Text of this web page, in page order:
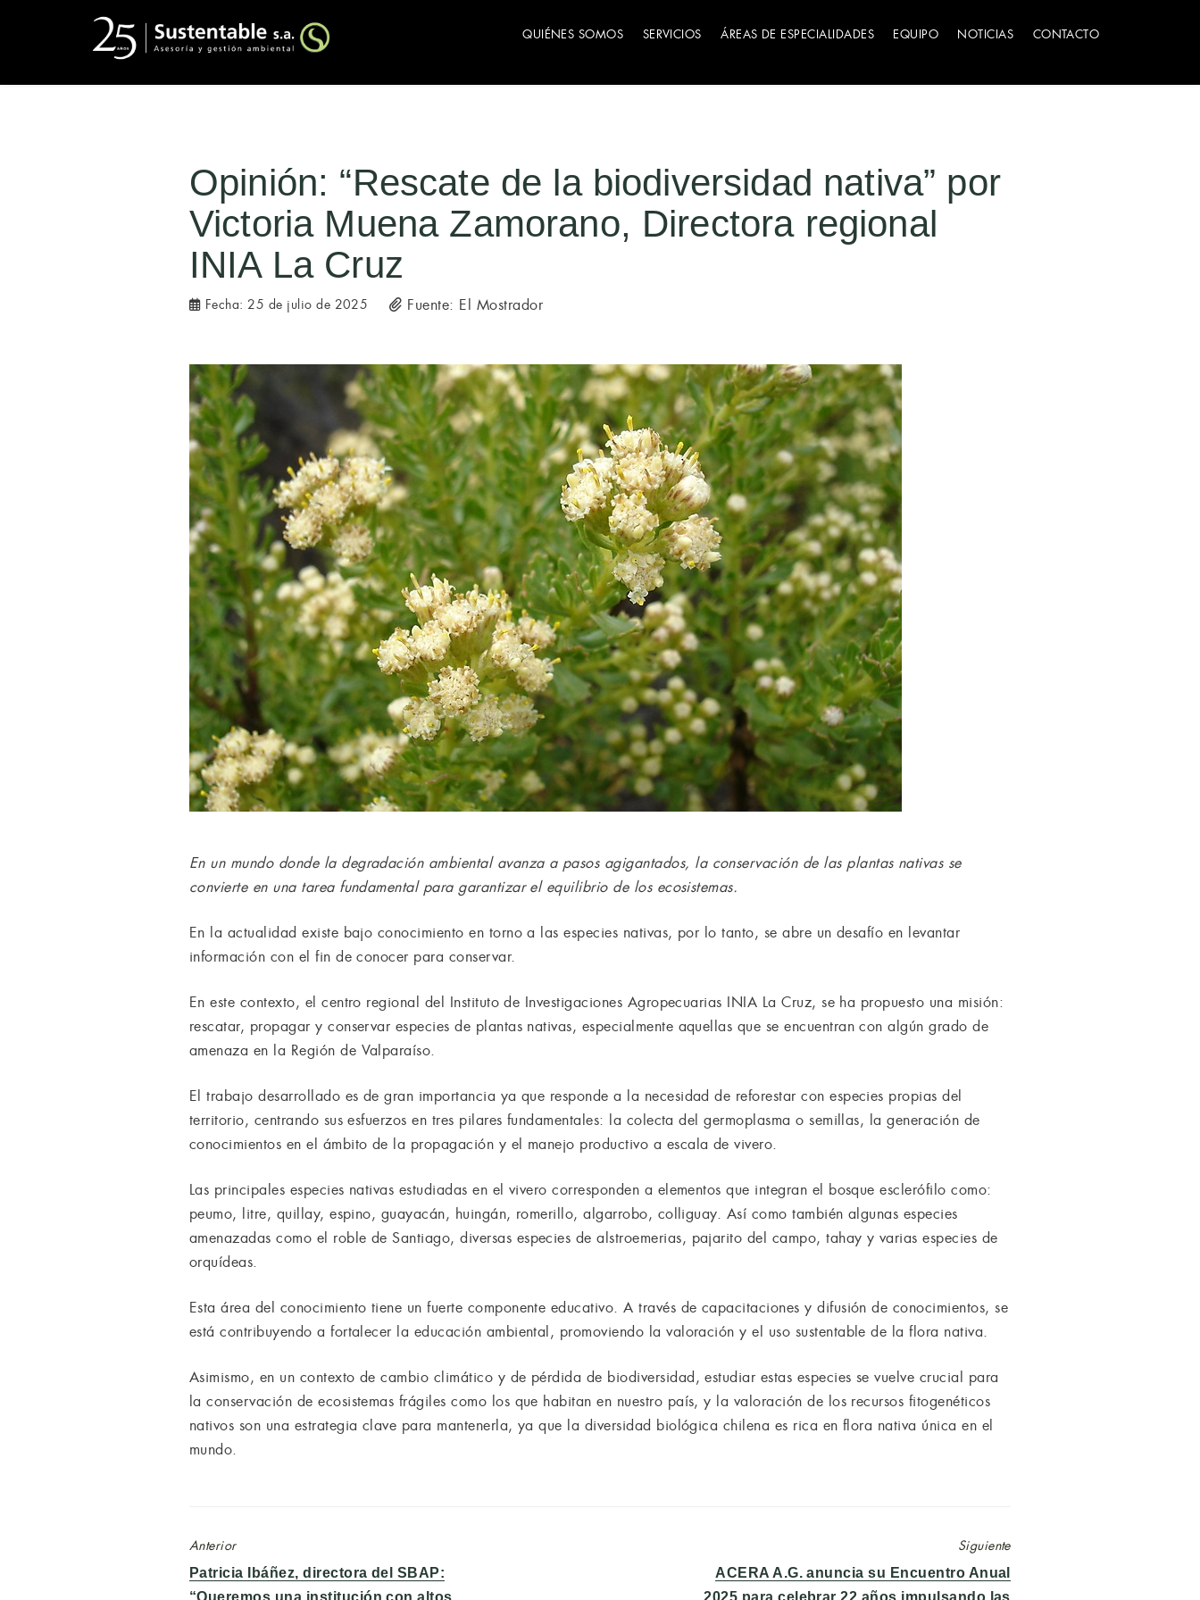
QUIÉNES SOMOS SERVICIOS ÁREAS DE ESPECIALIDADES EQUIPO NOTICIAS CONTACTO
Opinión: “Rescate de la biodiversidad nativa” por
Victoria Muena Zamorano, Directora regional
INIA La Cruz
Fecha: 25 de julio de 2025 Fuente: El Mostrador
En un mundo donde la degradación ambiental avanza a pasos agigantados, la conservación de las plantas nativas se
convierte en una tarea fundamental para garantizar el equilibrio de los ecosistemas.
En la actualidad existe bajo conocimiento en torno a las especies nativas, por lo tanto, se abre un desafío en levantar
información con el fin de conocer para conservar.
En este contexto, el centro regional del Instituto de Investigaciones Agropecuarias INIA La Cruz, se ha propuesto una misión:
rescatar, propagar y conservar especies de plantas nativas, especialmente aquellas que se encuentran con algún grado de
amenaza en la Región de Valparaíso.
El trabajo desarrollado es de gran importancia ya que responde a la necesidad de reforestar con especies propias del
territorio, centrando sus esfuerzos en tres pilares fundamentales: la colecta del germoplasma o semillas, la generación de
conocimientos en el ámbito de la propagación y el manejo productivo a escala de vivero.
Las principales especies nativas estudiadas en el vivero corresponden a elementos que integran el bosque esclerófilo como:
peumo, litre, quillay, espino, guayacán, huingán, romerillo, algarrobo, colliguay. Así como también algunas especies
amenazadas como el roble de Santiago, diversas especies de alstroemerias, pajarito del campo, tahay y varias especies de
orquídeas.
Esta área del conocimiento tiene un fuerte componente educativo. A través de capacitaciones y difusión de conocimientos, se
está contribuyendo a fortalecer la educación ambiental, promoviendo la valoración y el uso sustentable de la flora nativa.
Asimismo, en un contexto de cambio climático y de pérdida de biodiversidad, estudiar estas especies se vuelve crucial para
la conservación de ecosistemas frágiles como los que habitan en nuestro país, y la valoración de los recursos fitogenéticos
nativos son una estrategia clave para mantenerla, ya que la diversidad biológica chilena es rica en flora nativa única en el
mundo.
Anterior
Entrada
anterior:
Patricia Ibáñez, directora del SBAP:
“Queremos una institución con altos
Siguiente
Entrada
siguiente:
ACERA A.G. anuncia su Encuentro Anual
2025 para celebrar 22 años impulsando las